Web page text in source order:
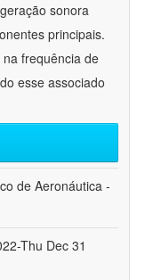
sonora
principais.
frequência de
esse associado
de Aeronáutica -
Thu Dec 31